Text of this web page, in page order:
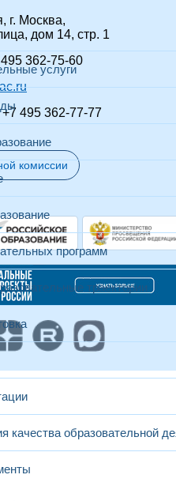
услуги
программ
траектории
качества образовательной
г. Москва,
дом 14, стр. 1
362-75-60
+7 495 362-77-77
комиссии